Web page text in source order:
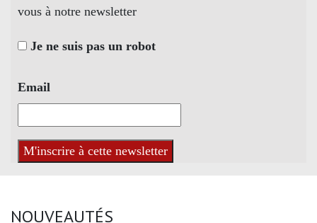
vous à notre newsletter
Je ne suis pas un robot
Email
NOUVEAUTÉS